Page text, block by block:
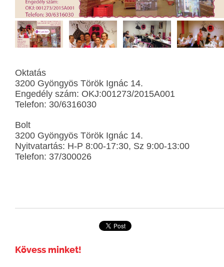
Oktatás
3200 Gyöngyös Török Ignác 14.
Engedély szám: OKJ:001273/2015A001
Telefon: 30/6316030
Bolt
3200 Gyöngyös Török Ignác 14.
Nyitvatartás: H-P 8:00-17:30, Sz 9:00-13:00
Telefon: 37/300026
Kövess minket!